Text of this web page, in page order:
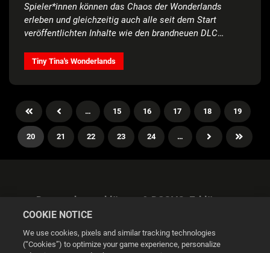
Spieler*innen können das Chaos der Wonderlands
erleben und gleichzeitig auch alle seit dem Start
veröffentlichten Inhalte wie den brandneuen DLC
Tiny Tina's Wonderlands
… 15 16 17 18 19
20 21 22 23 24 …
Datenschutzerklärung & DSGVO-Erklärung
COOKIE NOTICE
We use cookies, pixels and similar tracking technologies
(“Cookies”) to optimize your game experience, personalize